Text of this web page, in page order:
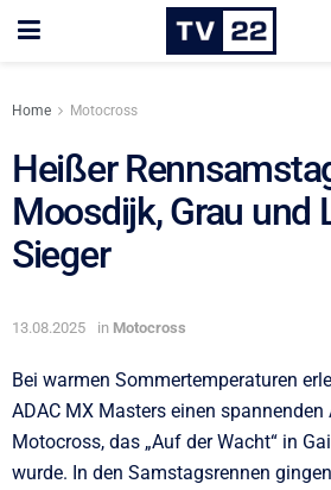
Home Motocross
Heißer
Moosdijk, Grau und
Sieger
13.08.2025 in Motocross
Bei warmen Sommertemperaturen
ADAC MX Masters einen
Motocross, das „Auf der Wacht“ in
wurde. In den Samstagsrennen